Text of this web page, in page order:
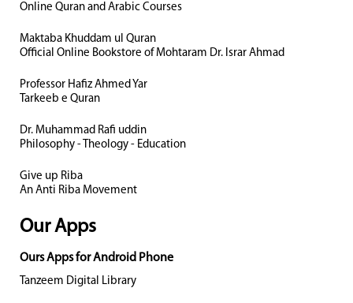
Online Quran and Arabic Courses
Maktaba Khuddam ul Quran
Official Online Bookstore of Mohtaram Dr. Israr Ahmad
Professor Hafiz Ahmed Yar
Tarkeeb e Quran
Dr. Muhammad Rafi uddin
Philosophy - Theology - Education
Give up Riba
An Anti Riba Movement
Our Apps
Ours Apps for Android Phone
Tanzeem Digital Library